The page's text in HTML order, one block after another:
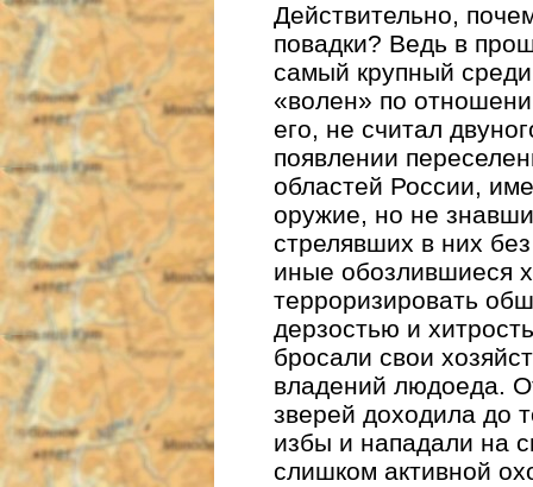
Действительно,
повадки? Ведь в
самый крупный
«волен» по
его, не считал
появлении
областей России,
оружие, но не
стрелявших в них
иные обозлившиеся
терроризировать
дерзостью и
бросали свои
владений людоеда.
зверей доходила до
избы и нападали на
слишком активной